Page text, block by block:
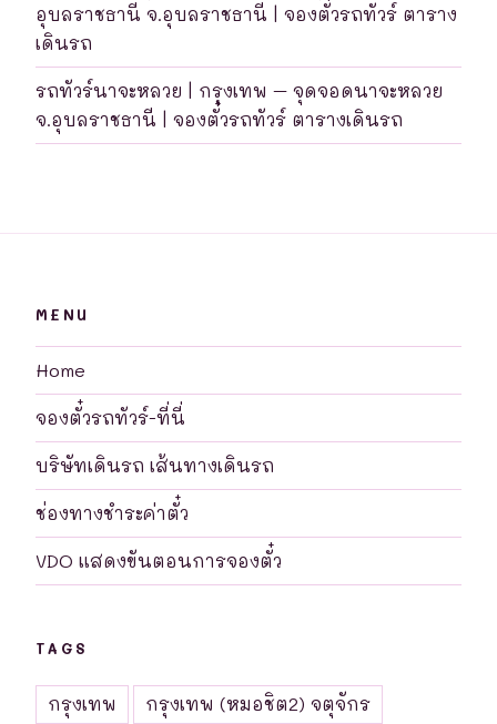
อุบลราชธานี จ.อุบลราชธานี | จองตั๋วรถทัวร์ ตาราง
เดินรถ
รถทัวร์นาจะหลวย | กรุงเทพ – จุดจอดนาจะหลวย
จ.อุบลราชธานี | จองตั๋วรถทัวร์ ตารางเดินรถ
MENU
Home
จองตั๋วรถทัวร์-ที่นี่
บริษัทเดินรถ เส้นทางเดินรถ
ช่องทางชำระค่าตั๋ว
VDO แสดงขันตอนการจองตั๋ว
TAGS
กรุงเทพ
กรุงเทพ (หมอชิต2) จตุจักร